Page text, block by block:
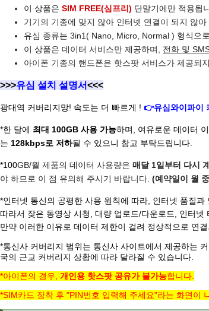
이 상품은 SIM FREE(심프리) 단말기에만 적용됩
기기의 기종에 맞지 않아 인터넷 연결이 되지 않
유심 종류는 3in1( Nano, Micro, Normal ) 형식으
이 상품은 데이터 서비스만 제공하며, 전화 및
아이폰 기종의 핸드폰은 핫스팟 서비스가 제공되
>>>유심 설치 설명서<<<
광대역 커버리지망! 속도는 더 빠르게 ! 👉유심와이파이
*한 달에 최대 100GB 사용 가능하며, 여유로운 데이터
는 128kbps로 저하될 수 있으니 참고 부탁드립니다.
*100GB/월 제품의 데이터 사용량은 매달 1일부터 다시
야 하므로 이 점 유의해 주시기 바랍니다. (예약일이 월
*인터넷 통신의 공평한 사용 원칙에 따라, 인터넷 품질
따라서 잦은 동영상 시청, 대량 업로드/다운로드, 인터
만약 이러한 이유로 데이터 제한이 걸려 정상적으로 연
*통신사 커버리지 범위는 통신사 사이트에서 제공하는
국의 근교 커버리지 상황에 따라 달라질 수 있습니다.
*아이폰의 경우, 개인용 핫스팟 공유가 불가능합니다.
*SIM카드 장착 후 "PIN번호 입력해 주세요"라는 화면이